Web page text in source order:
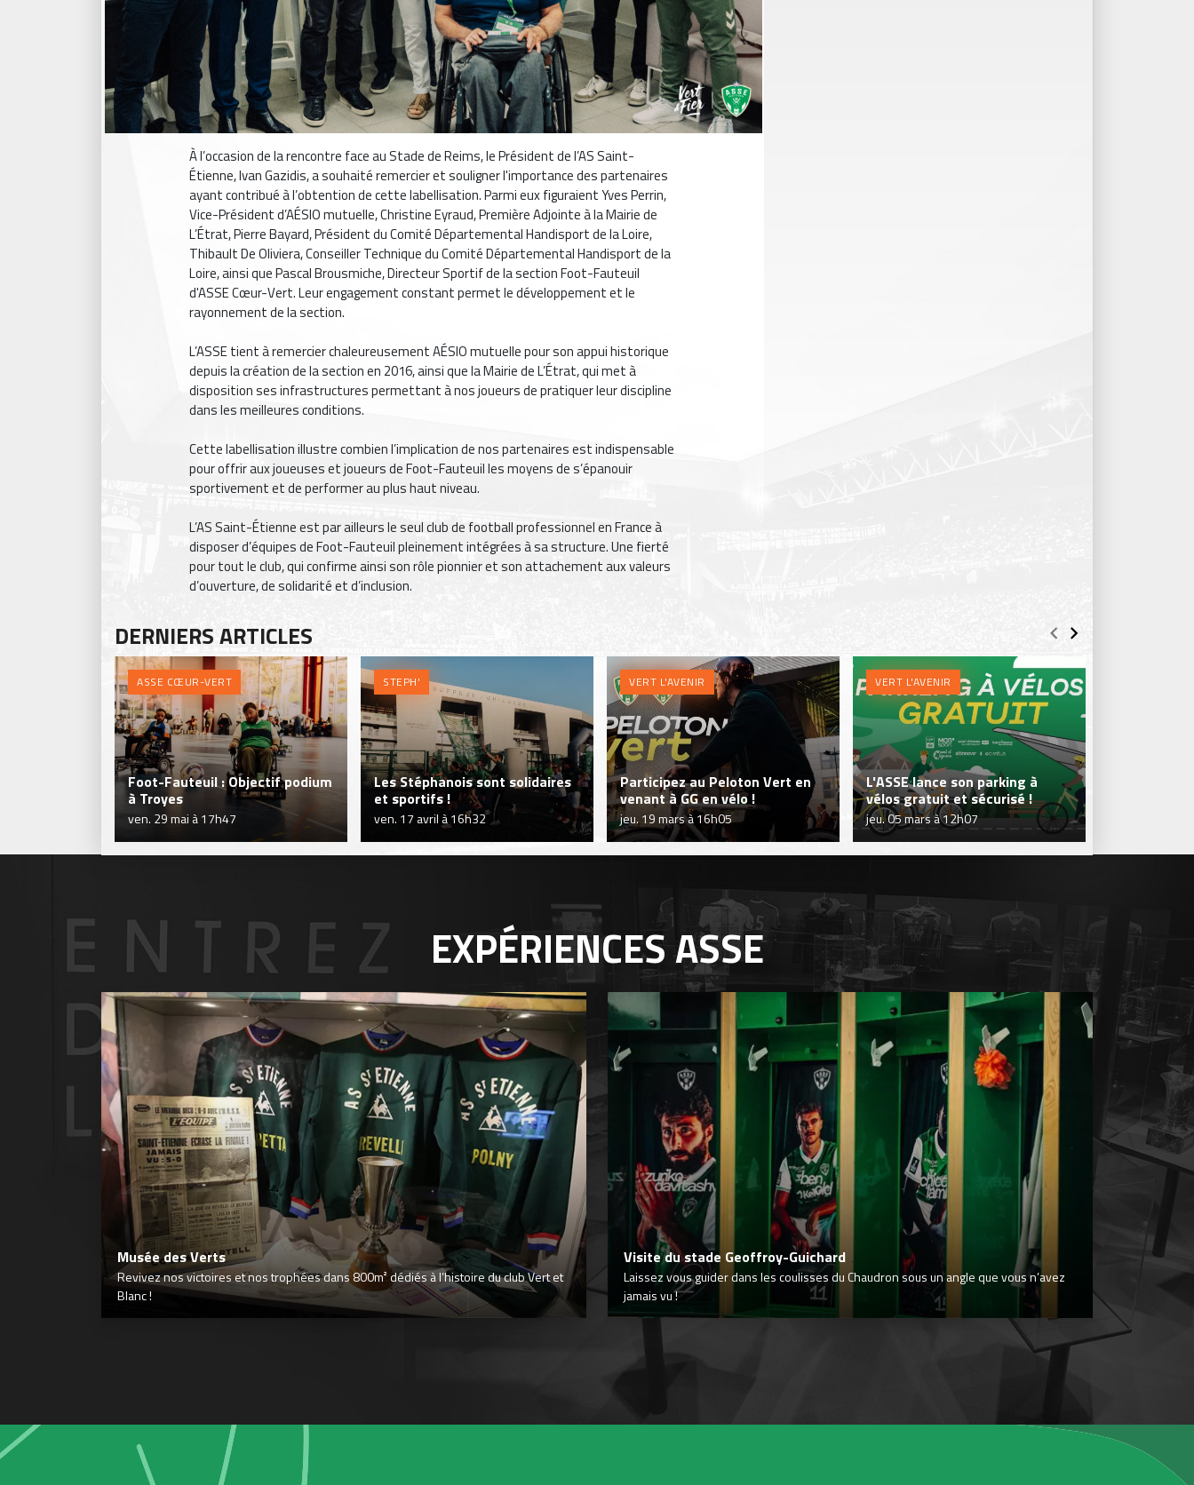
À l’occasion de la rencontre face au Stade de Reims, le Président de l’AS Saint-
Étienne, Ivan Gazidis, a souhaité remercier et souligner l'importance des partenaires
ayant contribué à l’obtention de cette labellisation. Parmi eux figuraient Yves Perrin,
Vice-Président d’AÉSIO mutuelle, Christine Eyraud, Première Adjointe à la Mairie de
L’Étrat, Pierre Bayard, Président du Comité Départemental Handisport de la Loire,
Thibault De Oliviera, Conseiller Technique du Comité Départemental Handisport de la
Loire, ainsi que Pascal Brousmiche, Directeur Sportif de la section Foot-Fauteuil
d'ASSE Cœur-Vert. Leur engagement constant permet le développement et le
rayonnement de la section.
L’ASSE tient à remercier chaleureusement AÉSIO mutuelle pour son appui historique
depuis la création de la section en 2016, ainsi que la Mairie de L’Étrat, qui met à
disposition ses infrastructures permettant à nos joueurs de pratiquer leur discipline
dans les meilleures conditions.
Cette labellisation illustre combien l’implication de nos partenaires est indispensable
pour offrir aux joueuses et joueurs de Foot-Fauteuil les moyens de s’épanouir
sportivement et de performer au plus haut niveau.
L’AS Saint-Étienne est par ailleurs le seul club de football professionnel en France à
disposer d’équipes de Foot-Fauteuil pleinement intégrées à sa structure. Une fierté
pour tout le club, qui confirme ainsi son rôle pionnier et son attachement aux valeurs
d’ouverture, de solidarité et d’inclusion.
DERNIERS ARTICLES
ASSE CŒUR-VERT
Foot-Fauteuil : Objectif podium
à Troyes
ven. 29 mai à 17h47
STEPH'
Les Stéphanois sont solidaires
et sportifs !
ven. 17 avril à 16h32
VERT L'AVENIR
Participez au Peloton Vert en
venant à GG en vélo !
jeu. 19 mars à 16h05
VERT L'AVENIR
L'ASSE lance son parking à
vélos gratuit et sécurisé !
jeu. 05 mars à 12h07
EXPÉRIENCESASSE
Musée des Verts
Revivez nos victoires et nos trophées dans 800m² dédiés à l’histoire du club Vert et
Blanc !
Visite du stade Geoffroy-Guichard
Laissez vous guider dans les coulisses du Chaudron sous un angle que vous n’avez
jamais vu !